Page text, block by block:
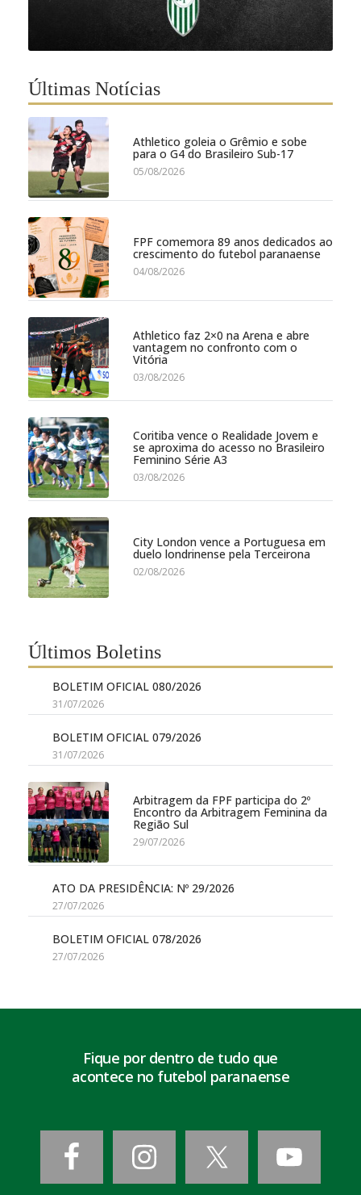
Últimas Notícias
Athletico goleia o Grêmio e sobe
para o G4 do Brasileiro Sub-17
05/08/2026
FPF comemora 89 anos dedicados ao
crescimento do futebol paranaense
04/08/2026
Athletico faz 2×0 na Arena e abre
vantagem no confronto com o
Vitória
03/08/2026
Coritiba vence o Realidade Jovem e
se aproxima do acesso no Brasileiro
Feminino Série A3
03/08/2026
City London vence a Portuguesa em
duelo londrinense pela Terceirona
02/08/2026
Últimos Boletins
BOLETIM OFICIAL 080/2026
31/07/2026
BOLETIM OFICIAL 079/2026
31/07/2026
Arbitragem da FPF participa do 2º
Encontro da Arbitragem Feminina da
Região Sul
29/07/2026
ATO DA PRESIDÊNCIA: Nº 29/2026
27/07/2026
BOLETIM OFICIAL 078/2026
27/07/2026
Fique por dentro de tudo que
acontece no futebol paranaense